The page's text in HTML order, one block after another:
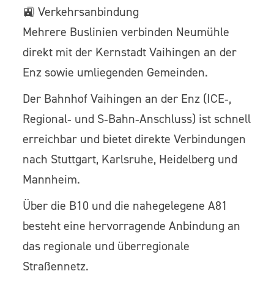
🚉 Verkehrsanbindung
Mehrere Buslinien verbinden Neumühle
direkt mit der Kernstadt Vaihingen an der
Enz sowie umliegenden Gemeinden.
Der Bahnhof Vaihingen an der Enz (ICE‑,
Regional‑ und S‑Bahn‑Anschluss) ist schnell
erreichbar und bietet direkte Verbindungen
nach Stuttgart, Karlsruhe, Heidelberg und
Mannheim.
Über die B10 und die nahegelegene A81
besteht eine hervorragende Anbindung an
das regionale und überregionale
Straßennetz.